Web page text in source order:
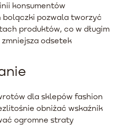
konsumentów
bolączki pozwala tworzyć
produktów, co w długim
odsetek
dla sklepów fashion
obniżać wskaźnik
ogromne straty